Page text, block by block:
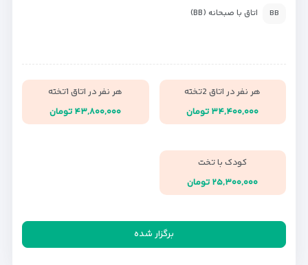
BB اتاق با صبحانه (BB)
هر نفر در اتاق 2تخته
۳۴,۴۰۰,۰۰۰ تومان
هر نفر در اتاق 1تخته
۴۳,۸۰۰,۰۰۰ تومان
کودک با تخت
۲۵,۳۰۰,۰۰۰ تومان
برگزار شده